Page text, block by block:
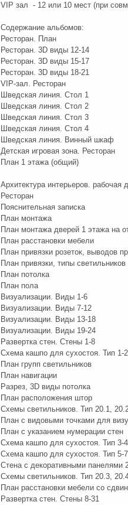
VIP зал - 12 или 10 мест (при
Содержание альбомов:
Ресторан. План
Ресторан. 3D виды 12-14
Ресторан. 3D виды 15-17
Ресторан. 3D виды 18-21
VIP-зал. Ресторан
Шведская линия. Стол 1
Шведская линия. Стол 2
Шведская линия. Стол 3
Шведская линия. Стол 4
Шведская линия. Винный шкаф
Детская игровая зона. Ресторан
План 1 этажа (общий)
Архитектура интерьеров.
Ресторан
Пояснительная записка
План монтажа
План монтажа дверей 1 этажа на
План расстановки мебели
План привязки розеток, выводов
План привязки, типы светильников
План потолка
План пола
Визуализации. Виды 1-6
Визуализации. Виды 7-12
Визуализации. Виды 13-18
Визуализации. Виды 19-24
Развертка стен. Стены 1-8
Схема кашпо для сухостоя. Тип 1-2
План групп светильников
План навигации
Разрез, 3D виды потолка
План расположения штор
Схемы светильников. Тип 20.1,
План с видовыми точками для
План с указанием нумерации стен
Схема кашпо для сухостоя. Тип 3-4
Схема кашпо для сухостоя. Тип 5-7
Стена с декоративными панелями
Схемы светильников. Тип 20.3,
План расстановки мебели со
Развертка стен. Стены 8-31